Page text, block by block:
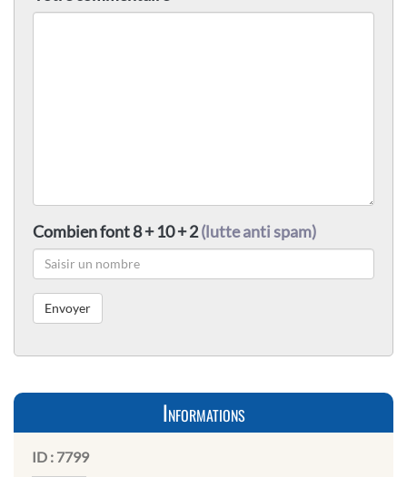
Combien font 8 + 10 + 2(lutte anti spam)
Informations
ID : 7799